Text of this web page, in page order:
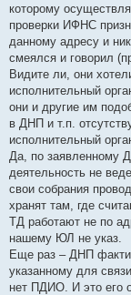
которому
проверки ИФНС
данному адресу и
смеялся и говорил
Видите ли, они
исполнительный
они и другие им
в ДНП и т.п.
исполнительный
Да, по заявленному
деятельность не
свои собрания
хранят там, где
ТД работают не по
нашему ЮЛ не указ.
Еще раз – ДНП
указанному для
нет ПДИО. И это его